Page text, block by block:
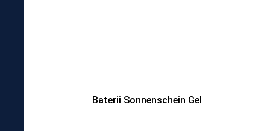
Baterii Sonnenschein Gel